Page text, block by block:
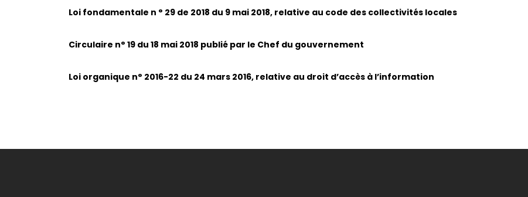
Loi fondamentale n ° 29 de 2018 du 9 mai 2018, relative au code des collectivités locales
Circulaire n° 19 du 18 mai 2018 publié par le Chef du gouvernement
Loi organique n° 2016-22 du 24 mars 2016, relative au droit d’accès à l’information